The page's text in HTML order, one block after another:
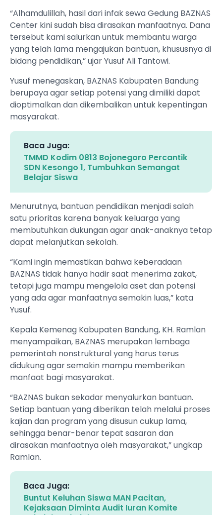
“Alhamdulillah, hasil dari infak sewa Gedung BAZNAS
Center kini sudah bisa dirasakan manfaatnya. Dana
tersebut kami salurkan untuk membantu warga
yang telah lama mengajukan bantuan, khususnya di
bidang pendidikan,” ujar Yusuf Ali Tantowi.
Yusuf menegaskan, BAZNAS Kabupaten Bandung
berupaya agar setiap potensi yang dimiliki dapat
dioptimalkan dan dikembalikan untuk kepentingan
masyarakat.
Baca Juga:
TMMD Kodim 0813 Bojonegoro Percantik
SDN Kesongo 1, Tumbuhkan Semangat
Belajar Siswa
Menurutnya, bantuan pendidikan menjadi salah
satu prioritas karena banyak keluarga yang
membutuhkan dukungan agar anak-anaknya tetap
dapat melanjutkan sekolah.
“Kami ingin memastikan bahwa keberadaan
BAZNAS tidak hanya hadir saat menerima zakat,
tetapi juga mampu mengelola aset dan potensi
yang ada agar manfaatnya semakin luas,” kata
Yusuf.
Kepala Kemenag Kabupaten Bandung, KH. Ramlan
menyampaikan, BAZNAS merupakan lembaga
pemerintah nonstruktural yang harus terus
didukung agar semakin mampu memberikan
manfaat bagi masyarakat.
“BAZNAS bukan sekadar menyalurkan bantuan.
Setiap bantuan yang diberikan telah melalui proses
kajian dan program yang disusun cukup lama,
sehingga benar-benar tepat sasaran dan
dirasakan manfaatnya oleh masyarakat,” ungkap
Ramlan.
Baca Juga:
Buntut Keluhan Siswa MAN Pacitan,
Kejaksaan Diminta Audit Iuran Komite